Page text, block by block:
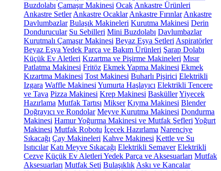
Buzdolabı Çamaşır Makinesi Ocak Ankastre Ürünleri
Ankastre Setler Ankastre Ocaklar Ankastre Fırınlar Ankastre
Davlumbazlar Bulaşık Makineleri Kurutma Makinesi Derin
Dondurucular Su Sebilleri Mini Buzdolabı Davlumbazlar
Kurutmalı Çamaşır Makinesi Beyaz Eşya Setleri Aspiratörler
Beyaz Eşya Yedek Parça ve Bakım Ürünleri Şarap Dolabı
Küçük Ev Aletleri Kızartma ve Pişirme Makineleri Mısır
Patlatma Makinesi Fritöz Ekmek Yapma Makinesi Ekmek
Kızartma Makinesi Tost Makinesi Buharlı Pişirici Elektrikli
Izgara Waffle Makinesi Yumurta Haşlayıcı Elektrikli Tencere
ve Tava Pizza Makinesi Krep Makinesi BasküllerYiyecek
Hazırlama Mutfak Tartısı Mikser Kıyma Makinesi Blender
Doğrayıcı ve Rondolar Meyve Kurutma Makinesi Dondurma
Makinesi Hamur Yoğurma Makinesi ve Mutfak Şefleri Yoğurt
Makinesi Mutfak Robotu İçecek Hazırlama Narenciye
Sıkacağı Çay Makineleri Kahve Makinesi Kettle ve Su
Isıtıcılar Katı Meyve Sıkacağı Elektrikli Semaver Elektrikli
Cezve Küçük Ev Aletleri Yedek Parça ve Aksesuarları Mutfak
Aksesuarları Mutfak Seti Bulaşıklık Askı ve Kancalar